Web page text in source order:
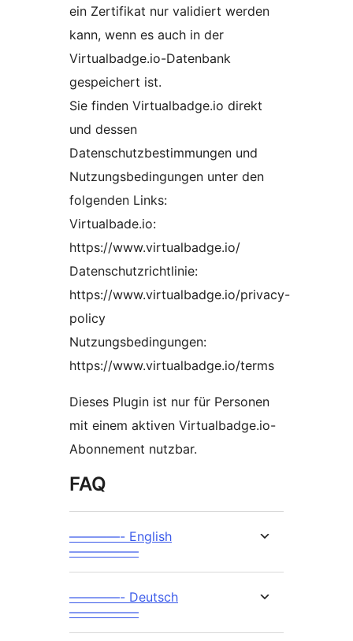
ein Zertifikat nur validiert werden
kann, wenn es auch in der
Virtualbadge.io-Datenbank
gespeichert ist.
Sie finden Virtualbadge.io direkt
und dessen
Datenschutzbestimmungen und
Nutzungsbedingungen unter den
folgenden Links:
Virtualbade.io:
https://www.virtualbadge.io/
Datenschutzrichtlinie:
https://www.virtualbadge.io/privacy-
policy
Nutzungsbedingungen:
https://www.virtualbadge.io/terms
Dieses Plugin ist nur für Personen
mit einem aktiven Virtualbadge.io-
Abonnement nutzbar.
FAQ
————- English
—————–
————- Deutsch
—————–